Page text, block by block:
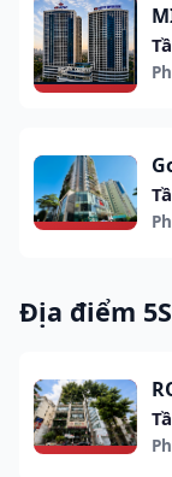
Địa điểm